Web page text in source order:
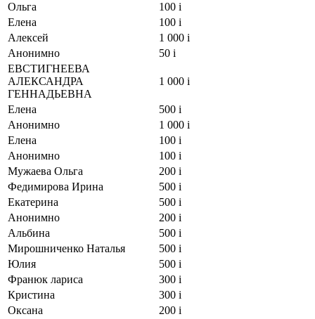
Ольга
100 i
Елена
100 i
Алексей
1 000 i
Анонимно
50 i
ЕВСТИГНЕЕВА
АЛЕКСАНДРА
ГЕННАДЬЕВНА
1 000 i
Елена 500 i
Анонимно
1 000 i
Елена
100 i
Анонимно
100 i
Мужаева Ольга
200 i
Федимирова Ирина
500 i
Екатерина
500 i
Анонимно
200 i
Альбина
500 i
Мирошниченко Наталья
500 i
Юлия
500 i
Франюк лариса
300 i
Кристина
300 i
Оксана
200 i